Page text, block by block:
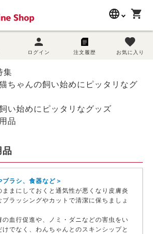
language
wovn-lang-name
shopping_cart
person
ログイン 注文履歴
favorite
お気に入り
search
集
ちゃんの飼い始めにピッタリなグ
い始めにピッタリなグッズ
品
品
ブラシ、食器など＞
まにしておくと通気性が悪くなり皮膚炎
ラッシングやカットで清潔に保ちましょ
の血行促進や、ノミ・ダニなどの害虫をい
でなく、わんちゃんとのスキンシップと